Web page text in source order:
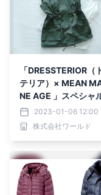
「DRESSTERIOR（
テリア）× MEAN
NE AGE 」スペシャ
ボ商品を発売！
2023-01-06 12:00
株式会社ワールド